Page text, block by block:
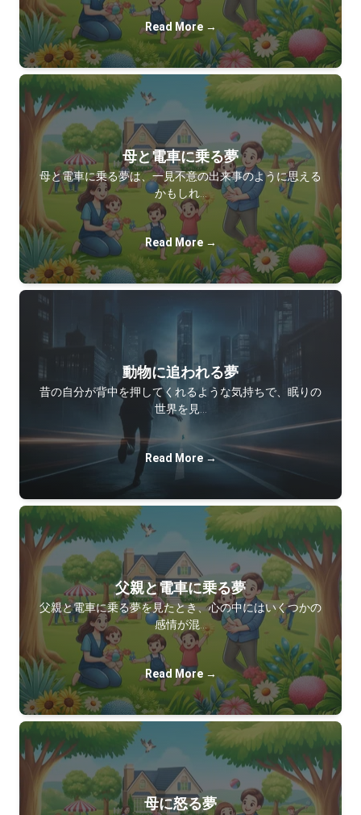
Read More →
母と電車に乗る夢
母と電車に乗る夢は、一見不意の出来事のように思える
かもしれ…
Read More →
動物に追われる夢
昔の自分が背中を押してくれるような気持ちで、眠りの
世界を見…
Read More →
父親と電車に乗る夢
父親と電車に乗る夢を見たとき、心の中にはいくつかの
感情が混…
Read More →
母に怒る夢